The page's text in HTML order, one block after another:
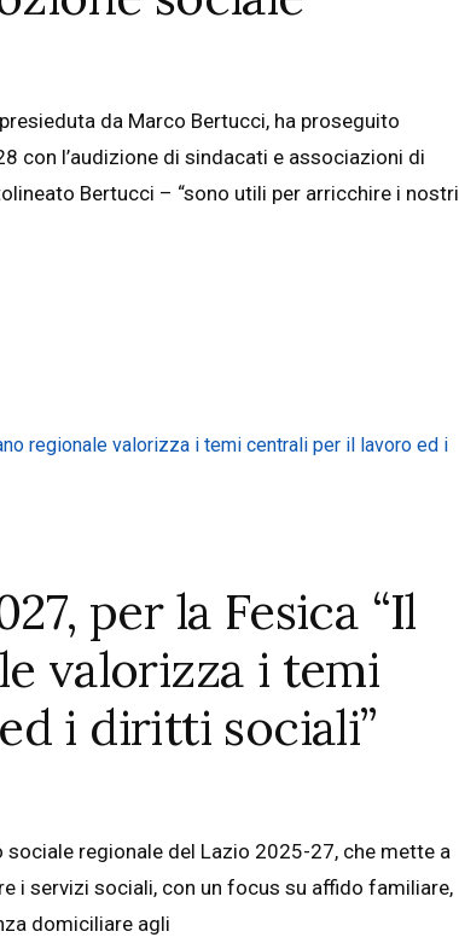
da Marco Bertucci, ha proseguito
con l’audizione di sindacati e associazioni di
Bertucci – “sono utili per arricchire i nostri
per la Fesica “Il
valorizza i temi
i diritti sociali”
regionale del Lazio 2025-27, che mette a
i servizi sociali, con un focus su affido familiare,
domiciliare agli